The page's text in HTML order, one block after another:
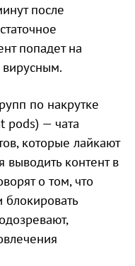
после
попадет на
вирусным.
по накрутке
pods) — чата
которые лайкают
выводить контент в
о том, что
блокировать